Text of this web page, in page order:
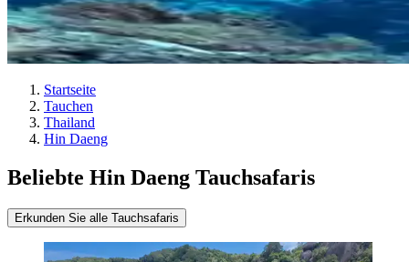
Startseite
Tauchen
Thailand
Hin Daeng
Beliebte Hin Daeng Tauchsafaris
Erkunden Sie alle Tauchsafaris